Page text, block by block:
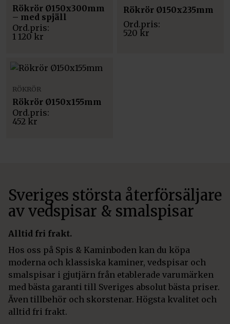
Rökrör Ø150x300mm
– med spjäll
1 120 kr
Rökrör Ø150x235mm
520 kr
RÖKRÖR
Rökrör Ø150x155mm
452 kr
Sveriges största återförsäljare
av vedspisar & smalspisar
Alltid fri frakt.
Hos oss på Spis & Kaminboden kan du köpa
moderna och klassiska kaminer, vedspisar och
smalspisar i gjutjärn från etablerade varumärken
med bästa garanti till Sveriges absolut bästa priser.
Även tillbehör och skorstenar. Högsta kvalitet och
alltid fri frakt.